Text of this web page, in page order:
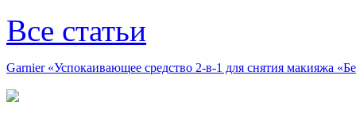
Все статьи
Garnier «Успокаивающее средство 2-в-1 для снятия макияжа